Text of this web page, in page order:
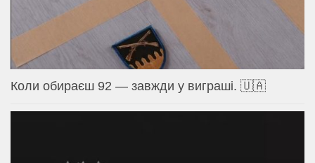
Коли обираєш 92 — завжди у виграші. 🇺🇦